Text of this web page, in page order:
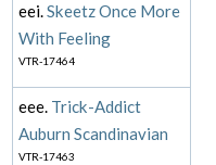
eei.Skeetz Once More
With Feeling
VTR-17464
eee. Trick-Addict
Auburn Scandinavian
VTR-17463